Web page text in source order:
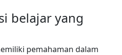
belajar yang
pemahaman dalam